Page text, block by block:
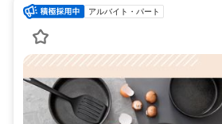
アルバイト・パート